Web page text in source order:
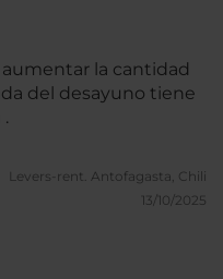
la cantidad
Levers-rent. Antofagasta, Chili
13/10/2025